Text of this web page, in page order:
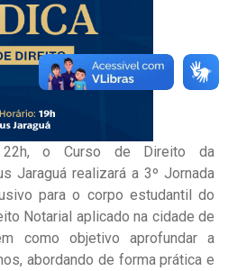
o Curso de Direito da
Jaraguá realizará a 3º Jornada
para o corpo estudantil do
Notarial aplicado na cidade de
como objetivo aprofundar a
abordando de forma prática e